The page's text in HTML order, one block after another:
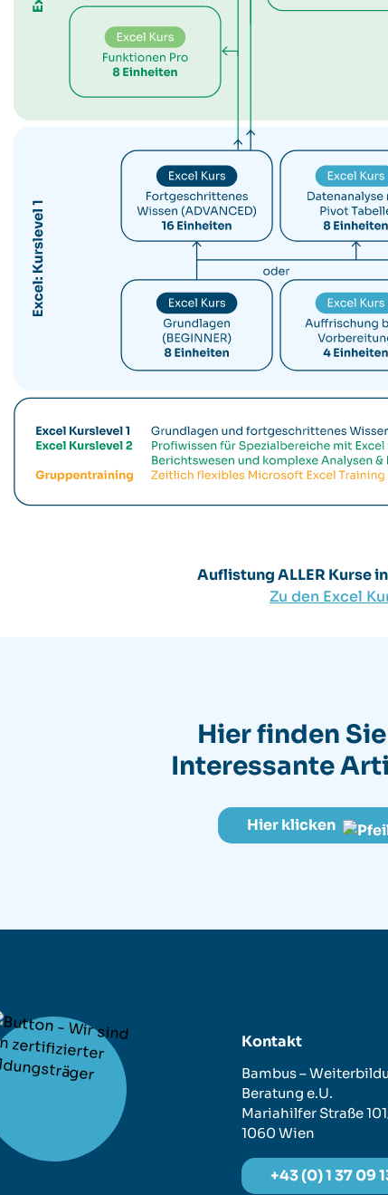
Auflistung ALLER Kurse
Zu den Excel
Hier finden
Interessante
Hier klicken
Kontakt
Bambus –
Beratung e.U.
Mariahilfer Straße
1060 Wien
+43 (0) 1 37 09